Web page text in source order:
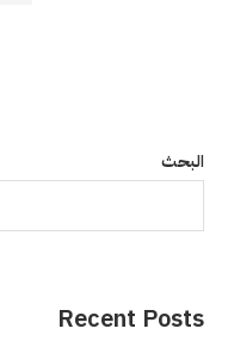
البحث
Recent Posts